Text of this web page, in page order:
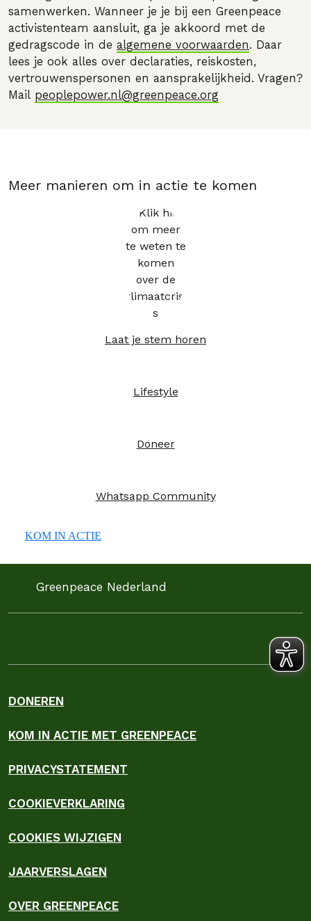
samenwerken. Wanneer je je bij een Greenpeace
activistenteam aansluit, ga je akkoord met de
gedragscode in de algemene voorwaarden. Daar
lees je ook alles over declaraties, reiskosten,
vertrouwenspersonen en aansprakelijkheid. Vragen?
Mail peoplepower.nl@greenpeace.org
Meer manieren om in actie te komen
Laat je stem horen
Lifestyle
Doneer
Whatsapp Community
KOM IN ACTIE
Greenpeace Nederland
DONEREN
KOM IN ACTIE MET GREENPEACE
PRIVACYSTATEMENT
COOKIEVERKLARING
COOKIES WIJZIGEN
JAARVERSLAGEN
OVER GREENPEACE